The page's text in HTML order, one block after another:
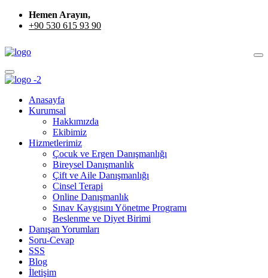
Hemen Arayın,
+90 530 615 93 90
Anasayfa
Kurumsal
Hakkımızda
Ekibimiz
Hizmetlerimiz
Çocuk ve Ergen Danışmanlığı
Bireysel Danışmanlık
Çift ve Aile Danışmanlığı
Cinsel Terapi
Online Danışmanlık
Sınav Kaygısını Yönetme Programı
Beslenme ve Diyet Birimi
Danışan Yorumları
Soru-Cevap
SSS
Blog
İletişim